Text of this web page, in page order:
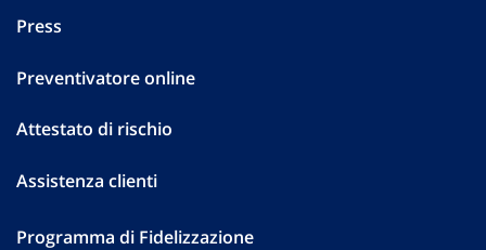
Press
Preventivatore online
Attestato di rischio
Assistenza clienti
Programma di Fidelizzazione